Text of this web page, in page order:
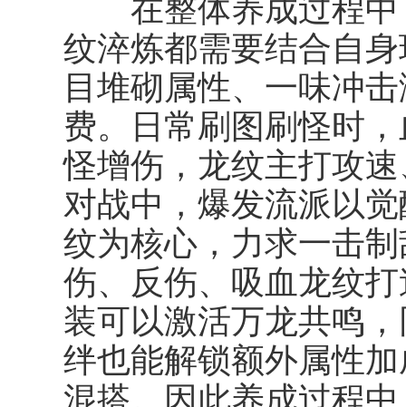
纹淬炼都需要结合自
目堆砌属性、一味冲
费。日常刷图刷怪时
怪增伤，龙纹主打攻
对战中，爆发流派以
纹为核心，力求一击
伤、反伤、吸血龙纹
装可以激活万龙共鸣
绊也能解锁额外属性
混搭。因此养成过程